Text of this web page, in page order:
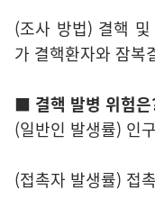
(조사 방법) 결핵
가 결핵환자와 잠복
■ 결핵 발병 위험은
(일반인 발생률) 인
(접촉자 발생률) 접